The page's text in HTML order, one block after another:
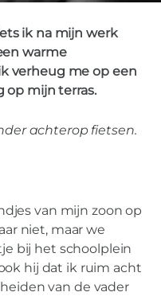
ik na mijn werk
warme
verheug me op een
op mijn terras.
achterop fietsen.
van mijn zoon op
niet, maar we
bij het schoolplein
hij dat ik ruim acht
van de vader